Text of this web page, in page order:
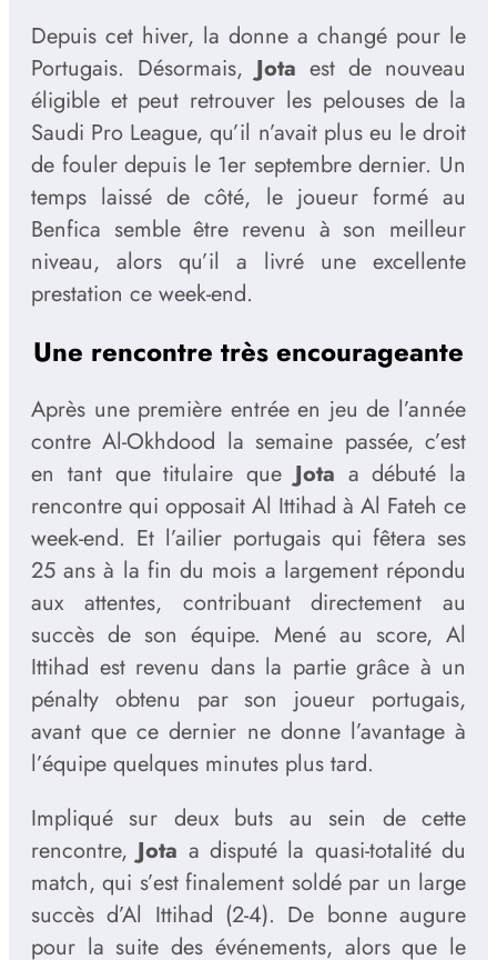
Depuis cet hiver, la donne a changé pour le
Portugais. Désormais,Jota est de nouveau
éligible et peut retrouver les pelouses de la
Saudi Pro League, qu’il n’avait plus eu le droit
de fouler depuis le 1er septembre dernier. Un
temps laissé de côté, le joueur formé au
Benfica semble être revenu à son meilleur
niveau, alors qu’il a livré une excellente
prestation ce week-end.
Une rencontre très encourageante
Après une première entrée en jeu de l’année
contre Al-Okhdood la semaine passée, c’est
en tant que titulaire queJota a débuté la
rencontre qui opposait Al Ittihad à Al Fateh ce
week-end. Et l’ailier portugais qui fêtera ses
25 ans à la fin du mois a largement répondu
aux attentes, contribuant directement au
succès de son équipe. Mené au score, Al
Ittihad est revenu dans la partie grâce à un
pénalty obtenu par son joueur portugais,
avant que ce dernier ne donne l’avantage à
l’équipe quelques minutes plus tard.
Impliqué sur deux buts au sein de cette
rencontre,Jota a disputé la quasi-totalité du
match, qui s’est finalement soldé par un large
succès d’Al Ittihad (2-4). De bonne augure
pour la suite des événements, alors que le